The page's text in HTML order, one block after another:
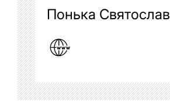
Понька Святослав